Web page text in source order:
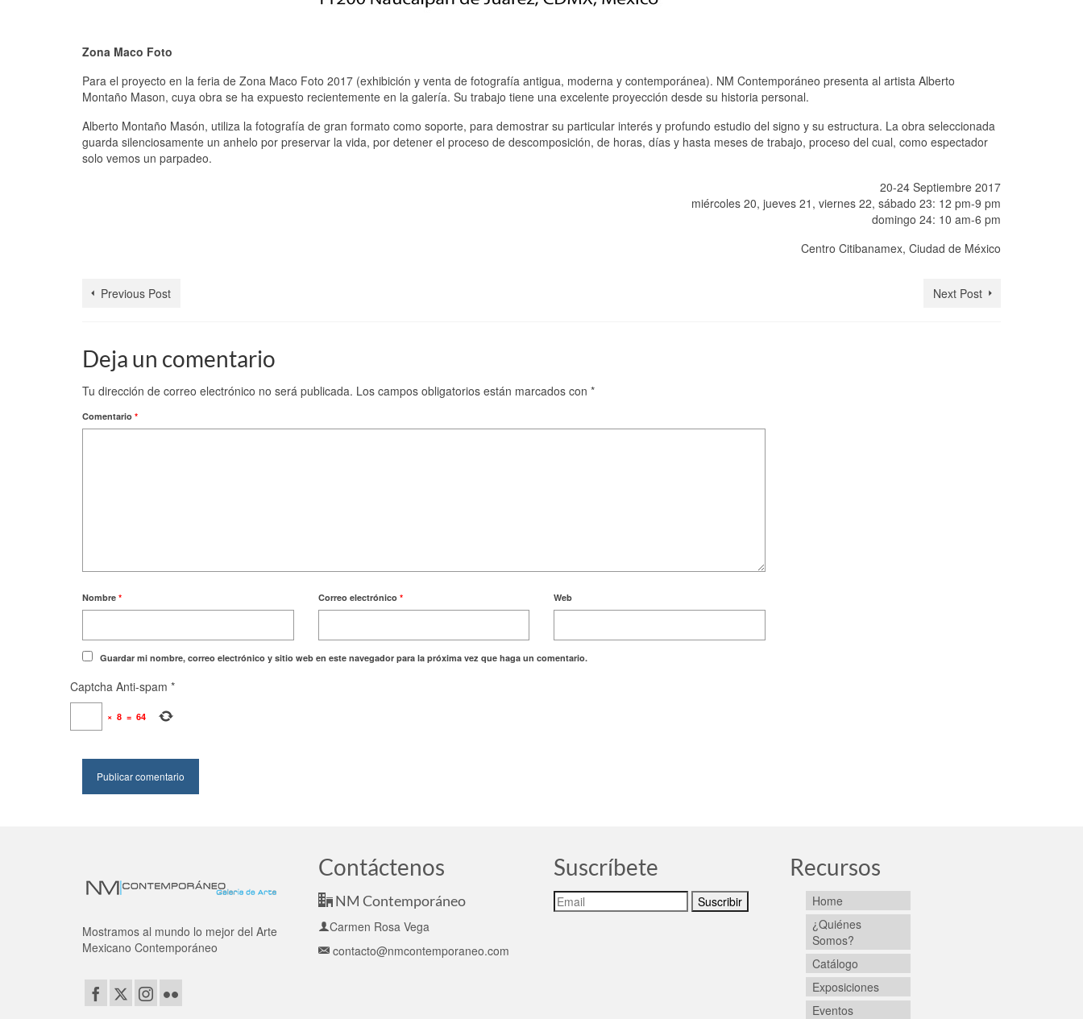
Zona Maco Foto
Para el proyecto en la feria de Zona Maco Foto 2017 (exhibición y venta de fotografía antigua, moderna y contemporánea). NM Contemporáneo presenta al artista Alberto
Montaño Mason, cuya obra se ha expuesto recientemente en la galería. Su trabajo tiene una excelente proyección desde su historia personal.
Alberto Montaño Masón, utiliza la fotografía de gran formato como soporte, para demostrar su particular interés y profundo estudio del signo y su estructura. La obra seleccionada
guarda silenciosamente un anhelo por preservar la vida, por detener el proceso de descomposición, de horas, días y hasta meses de trabajo, proceso del cual, como espectador
solo vemos un parpadeo.
20-24 Septiembre 2017
miércoles 20, jueves 21, viernes 22, sábado 23: 12 pm-9 pm
domingo 24: 10 am-6 pm
Centro Citibanamex, Ciudad de México
Previous Post Next Post
Deja un comentario
Tu dirección de correo electrónico no será publicada. Los campos obligatorios están marcados con *
Comentario *
Nombre * Correo electrónico * Web
Guardar mi nombre, correo electrónico y sitio web en este navegador para la próxima vez que haga un comentario.
Captcha Anti-spam *
× 8 = 64
Mostramos al mundo lo mejor del Arte
Mexicano Contemporáneo
Contáctenos
NM Contemporáneo
Carmen Rosa Vega
contacto@nmcontemporaneo.com
Suscríbete Recursos
Home
¿Quiénes
Somos?
Catálogo
Exposiciones
Eventos